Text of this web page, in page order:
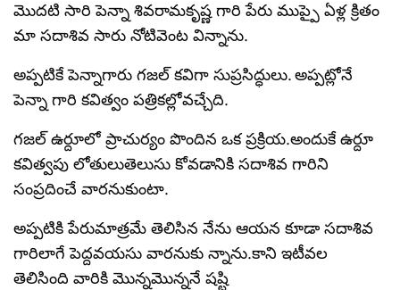
మొదటి సారి పెన్నా శివరామకృష్ణ గారి పేరు ముప్పై ఏళ్ల క్రితం
మా సదాశివ సారు నోటివెంట విన్నాను.
అప్పటికే పెన్నాగారు గజల్ కవిగా సుప్రసిద్ధులు. అప్పట్లోనే
పెన్నా గారి కవిత్వం పత్రికల్లోవచ్చేది.
గజల్ ఉర్దూలో ప్రాచుర్యం పొందిన ఒక ప్రక్రియ.అందుకే ఉర్దూ
కవిత్వపు లోతులుతెలుసు కోవడానికి సదాశివ గారిని
సంప్రదించే వారనుకుంటా.
అప్పటికి పేరుమాత్రమే తెలిసిన నేను ఆయన కూడా సదాశివ
గారిలాగే పెద్దవయసు వారనుకు న్నాను.కాని ఇటీవల
తెలిసింది వారికి మొన్నమొన్ననే షష్టి